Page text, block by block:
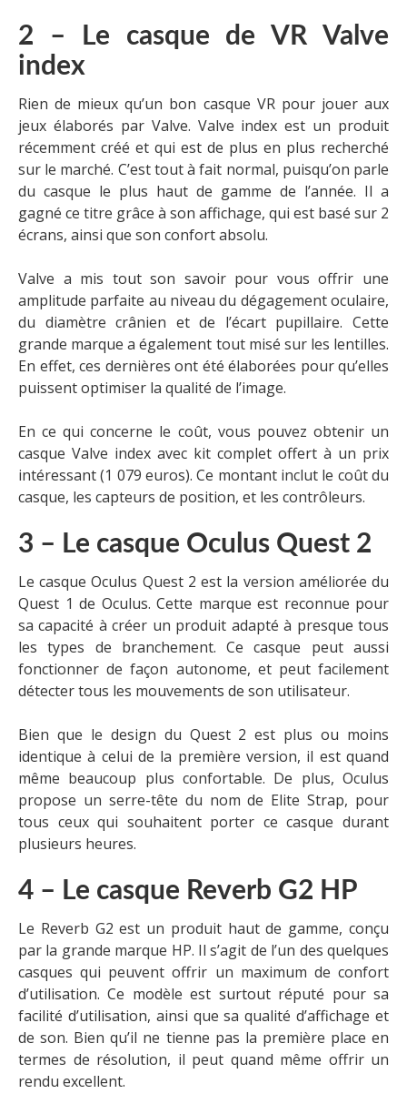
2 – Le casque de VR Valve
index
Rien de mieux qu’un bon casque VR pour jouer aux
jeux élaborés par Valve. Valve index est un produit
récemment créé et qui est de plus en plus recherché
sur le marché. C’est tout à fait normal, puisqu’on parle
du casque le plus haut de gamme de l’année. Il a
gagné ce titre grâce à son affichage, qui est basé sur 2
écrans, ainsi que son confort absolu.
Valve a mis tout son savoir pour vous offrir une
amplitude parfaite au niveau du dégagement oculaire,
du diamètre crânien et de l’écart pupillaire. Cette
grande marque a également tout misé sur les lentilles.
En effet, ces dernières ont été élaborées pour qu’elles
puissent optimiser la qualité de l’image.
En ce qui concerne le coût, vous pouvez obtenir un
casque Valve index avec kit complet offert à un prix
intéressant (1 079 euros). Ce montant inclut le coût du
casque, les capteurs de position, et les contrôleurs.
3 – Le casque Oculus Quest 2
Le casque Oculus Quest 2 est la version améliorée du
Quest 1 de Oculus. Cette marque est reconnue pour
sa capacité à créer un produit adapté à presque tous
les types de branchement. Ce casque peut aussi
fonctionner de façon autonome, et peut facilement
détecter tous les mouvements de son utilisateur.
Bien que le design du Quest 2 est plus ou moins
identique à celui de la première version, il est quand
même beaucoup plus confortable. De plus, Oculus
propose un serre-tête du nom de Elite Strap, pour
tous ceux qui souhaitent porter ce casque durant
plusieurs heures.
4 – Le casque Reverb G2 HP
Le Reverb G2 est un produit haut de gamme, conçu
par la grande marque HP. Il s’agit de l’un des quelques
casques qui peuvent offrir un maximum de confort
d’utilisation. Ce modèle est surtout réputé pour sa
facilité d’utilisation, ainsi que sa qualité d’affichage et
de son. Bien qu’il ne tienne pas la première place en
termes de résolution, il peut quand même offrir un
rendu excellent.